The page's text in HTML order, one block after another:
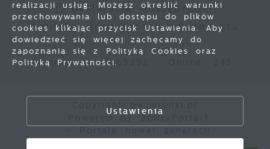
Deklaracja dostępności
Polityka prywatności
Sygnalista
Odwiedzin: 3869292
realizacji usług. Możesz określić warunki
przechowywania lub dostępu do plików
cookies klikając przycisk Ustawienia. Aby
dowiedzieć się więcej zachęcamy do
zapoznania się z Polityką Cookies oraz
Polityką Prywatności.
Ustawienia
Zezwól na wszystkie